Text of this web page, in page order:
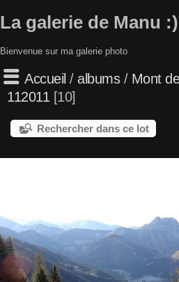
La galerie de Manu :)
Bienvenue sur ma galerie photo
Accueil / albums/ Mont
112011 10
Rechercher dans ce lot